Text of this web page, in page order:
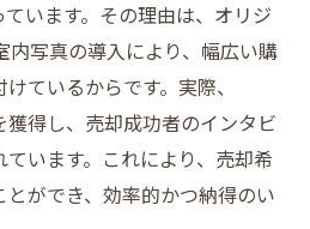
います。その理由は、オリジ
内写真の導入により、幅広い購
ているからです。実際、
得し、売却成功者のインタビ
います。これにより、売却希
ができ、効率的かつ納得のい